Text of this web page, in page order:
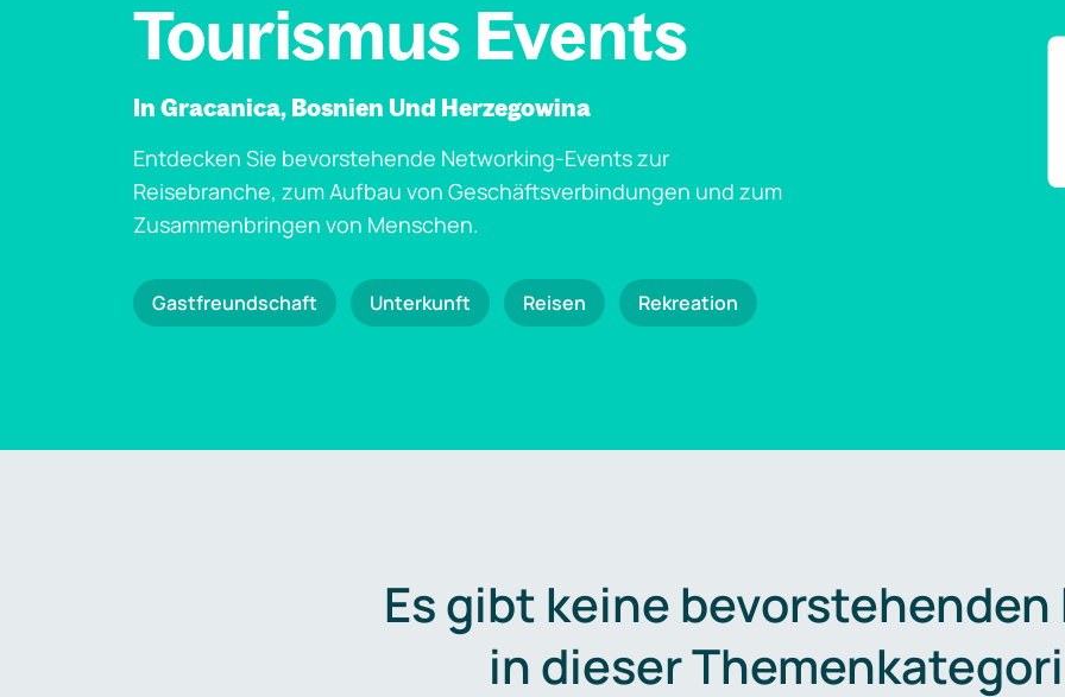
Tourismus Events
In Gracanica, Bosnien Und Herzegowina
Entdecken Sie bevorstehende Networking-Events zur
Reisebranche, zum Aufbau von Geschäftsverbindungen und zum
Zusammenbringen von Menschen.
Gastfreundschaft Unterkunft Reisen Rekreation
Es gibt keine bevorstehenden
in dieser